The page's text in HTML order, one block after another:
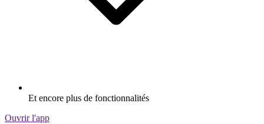
Et encore plus de fonctionnalités
Ouvrir l'app